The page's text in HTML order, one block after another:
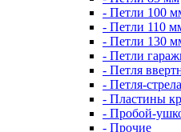
- Петли 100
- Петли 110
- Петли 130
- Петли
- Петля
- Петля-стрела
- Пластины
- Пробой-
- Прочие